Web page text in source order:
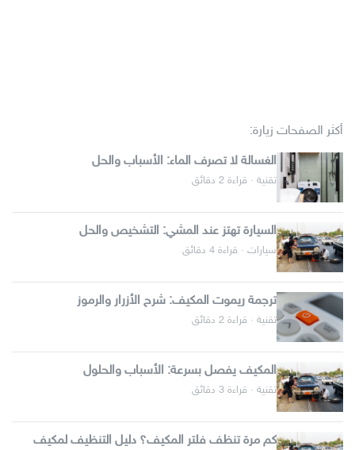
أكثر الصفحات زيارة:
الغسالة لا تصرف الماء: الأسباب والحل
تقنية · قراءة 2 دقائق
السيارة تهتز عند المشي: التشخيص والحل
سيارات · قراءة 4 دقائق
ترجمة ريموت المكيف: شرح الأزرار والرموز
تقنية · قراءة 2 دقائق
المكيف يفصل بسرعة: الأسباب والحلول
تقنية · قراءة 3 دقائق
كم مرة تنظف فلتر المكيف؟ دليل التنظيف لمكيف